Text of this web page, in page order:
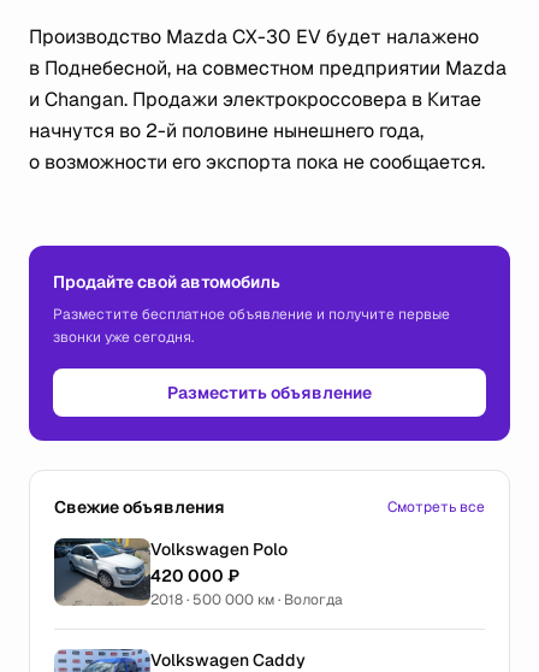
Производство Mazda CX-30 EV будет налажено
в Поднебесной, на совместном предприятии Mazda
и Changan. Продажи электрокроссовера в Китае
начнутся во 2-й половине нынешнего года,
о возможности его экспорта пока не сообщается.
Продайте свой автомобиль
Разместите бесплатное объявление и получите первые
звонки уже сегодня.
Разместить объявление
Свежие объявления Смотреть все
Volkswagen Polo
420 000 ₽
2018 · 500 000 км · Вологда
Volkswagen Caddy